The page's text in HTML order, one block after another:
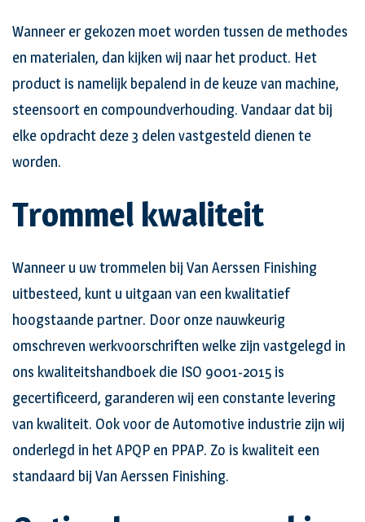
Wanneer er gekozen moet worden tussen de methodes
en materialen, dan kijken wij naar het product. Het
product is namelijk bepalend in de keuze van machine,
steensoort en compoundverhouding. Vandaar dat bij
elke opdracht deze 3 delen vastgesteld dienen te
worden.
Trommel kwaliteit
Wanneer u uw trommelen bij Van Aerssen Finishing
uitbesteed, kunt u uitgaan van een kwalitatief
hoogstaande partner. Door onze nauwkeurig
omschreven werkvoorschriften welke zijn vastgelegd in
ons kwaliteitshandboek die ISO 9001-2015 is
gecertificeerd, garanderen wij een constante levering
van kwaliteit. Ook voor de Automotive industrie zijn wij
onderlegd in het APQP en PPAP. Zo is kwaliteit een
standaard bij Van Aerssen Finishing.